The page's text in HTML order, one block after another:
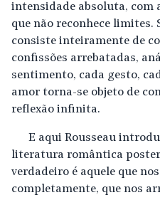
intensidade absoluta, com
que não reconhece limites.
consiste inteiramente de
confissões arrebatadas,
sentimento, cada gesto,
amor torna-se objeto de
reflexão infinita.
E aqui Rousseau
literatura romântica
verdadeiro é aquele que
completamente, que nos